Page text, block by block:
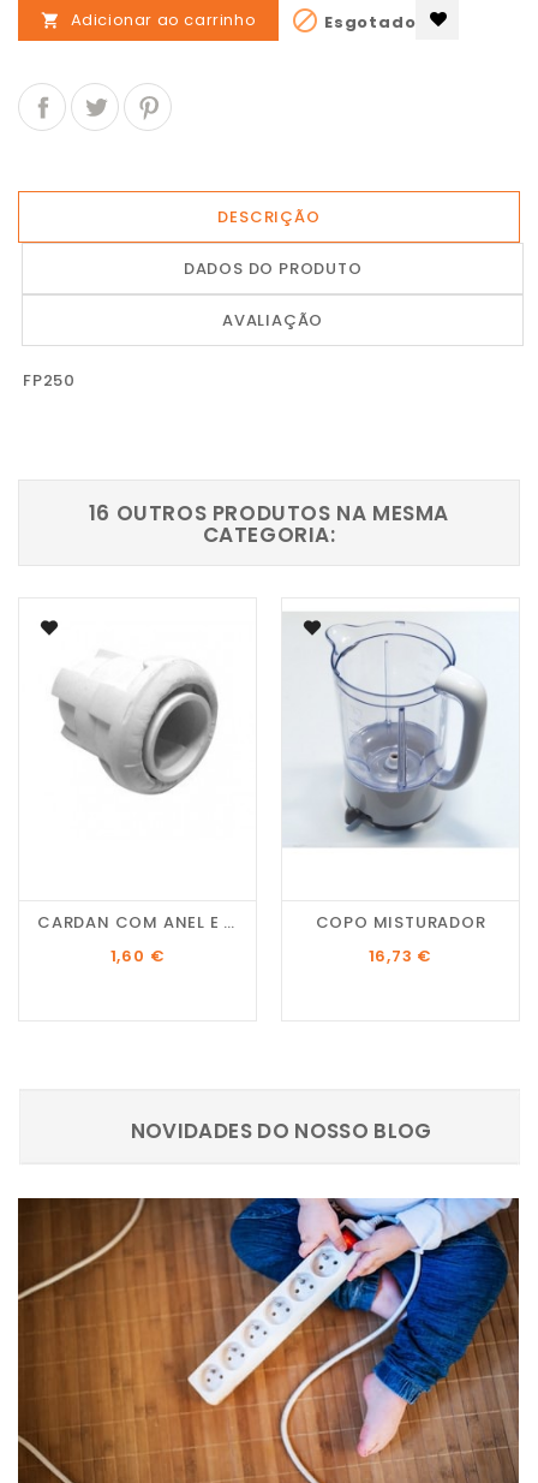
 Adicionar ao carrinho  Esgotado
DESCRIÇÃO
DADOS DO PRODUTO
AVALIAÇÃO
FP250
16 OUTROS PRODUTOS NA MESMA
CATEGORIA:
CARDAN COM ANEL E ANILHA
Preço
1,60 €
COPO MISTURADOR
Preço
16,73 €
NOVIDADES DO NOSSO BLOG